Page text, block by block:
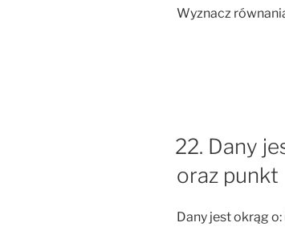
Wyznacz
22. Dany
oraz punkt
Dany jest okrąg